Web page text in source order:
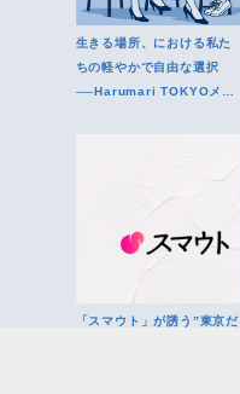
生きる場所、における私た
ちの軽やかで自由な選択
──Harumari TOKYOメン
「スマウト」が誘う”東京だ